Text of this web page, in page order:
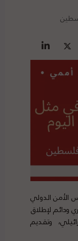
الأمن الدولي
فوري ودائم لإطلاق
وتقديم